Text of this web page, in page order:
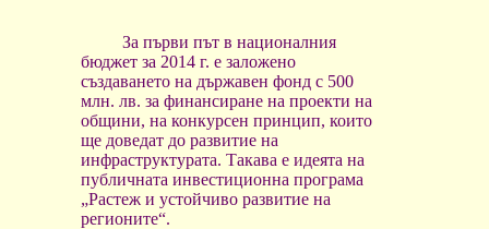
За първи път в националния
бюджет за 2014 г. е заложено
създаването на държавен фонд с 500
млн. лв. за финансиране на проекти на
общини, на конкурсен принцип, които
ще доведат до развитие на
инфраструктурата. Такава е идеята на
публичната инвестиционна програма
„Растеж и устойчиво развитие на
регионите“.